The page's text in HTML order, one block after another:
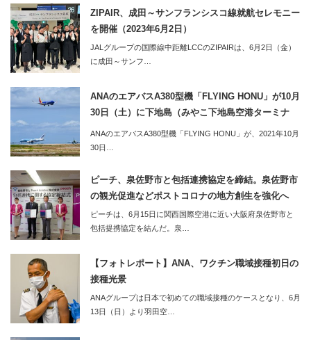
ZIPAIR、成田～サンフランシスコ線就航セレモニー
を開催（2023年6月2日）
JALグループの国際線中距離LCCのZIPAIRは、6月2日（金）
に成田～サンフ…
ANAのエアバスA380型機「FLYING HONU」が10月
30日（土）に下地島（みやこ下地島空港ターミナ
ル）へ。同便利用のツアーの2泊3日のツアーも販売
開始
ANAのエアバスA380型機「FLYING HONU」が、2021年10月
30日…
ピーチ、泉佐野市と包括連携協定を締結。泉佐野市
の観光促進などポストコロナの地方創生を強化へ
ピーチは、6月15日に関西国際空港に近い大阪府泉佐野市と
包括提携協定を結んだ。泉…
【フォトレポート】ANA、ワクチン職域接種初日の
接種光景
ANAグループは日本で初めての職域接種のケースとなり、6月
13日（日）より羽田空…